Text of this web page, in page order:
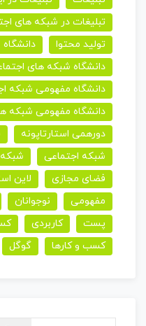
تبلیغات در شبکه های
تولید محتوا
دانشگاه
دانشگاه شبکه های
دانشگاه مفهومی شبکه
دانشگاه مفهومی شبکه
دورهمی استارتاپونه
شبکه اجتماعی
فضای مجازی
لاین
مفهومی
نوجوانان
پست
کاربردی
کسب و کارها
گوگل